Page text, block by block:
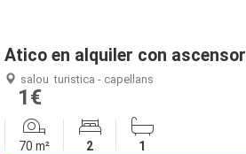
Atico en alquiler con ascensor
salou turistica - capellans
1€
70 m² 2
1